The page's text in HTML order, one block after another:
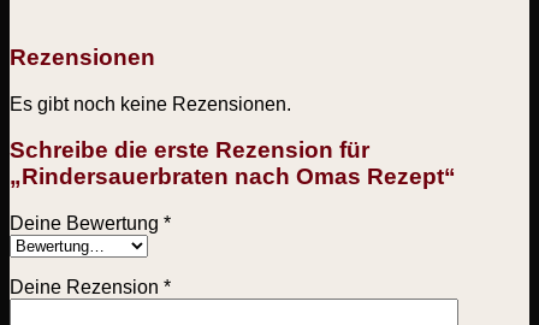
Rezensionen
Es gibt noch keine Rezensionen.
Schreibe die erste Rezension für
„Rindersauerbraten nach Omas Rezept“
Deine Bewertung *
Deine Rezension *